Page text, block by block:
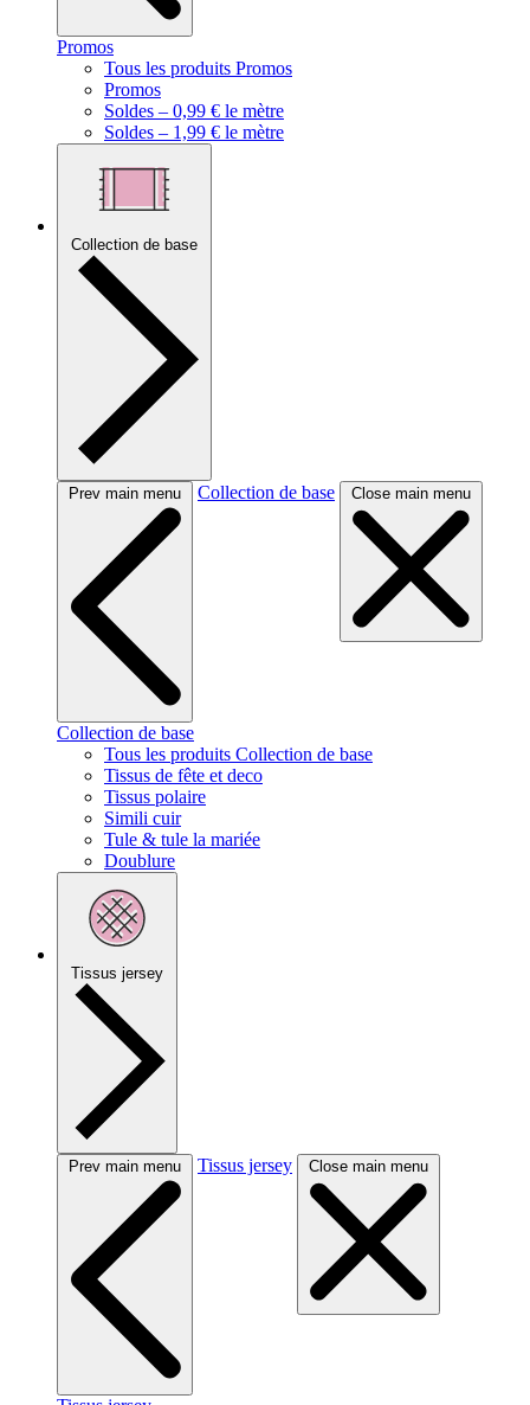
Promos
Tous les produits Promos
Promos
Soldes – 0,99 € le mètre
Soldes – 1,99 € le mètre
Collection de base
Prev main menu Collection de base Close main menu
Collection de base
Tous les produits Collection de base
Tissus de fête et deco
Tissus polaire
Simili cuir
Tule & tule la mariée
Doublure
Tissus jersey
Prev main menu Tissus jersey Close main menu